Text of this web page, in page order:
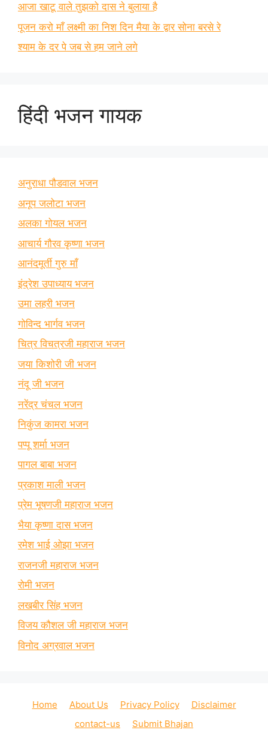
आजा खाटू वाले तुझको दास ने बुलाया है
पूजन करो माँ लक्ष्मी का निश दिन मैया के द्वार सोना बरसे रे
श्याम के दर पे जब से हम जाने लगे
हिंदी भजन गायक
अनुराधा पौडवाल भजन
अनूप जलोटा भजन
अलका गोयल भजन
आचार्य गौरव कृष्णा भजन
आनंदमूर्ती गुरु माँ
इंद्रेश उपाध्याय भजन
उमा लहरी भजन
गोविन्द भार्गव भजन
चित्र विचत्रजी महाराज भजन
जया किशोरी जी भजन
नंदू जी भजन
नरेंद्र चंचल भजन
निकुंज कामरा भजन
पप्पू शर्मा भजन
पागल बाबा भजन
प्रकाश माली भजन
प्रेम भूषणजी महाराज भजन
भैया कृष्णा दास भजन
रमेश भाई ओझा भजन
राजनजी महाराज भजन
रोमी भजन
लखबीर सिंह भजन
विजय कौशल जी महाराज भजन
विनोद अग्रवाल भजन
Home About Us Privacy Policy
Disclaimer
contact-us
Submit Bhajan